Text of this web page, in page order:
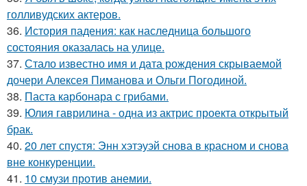
голливудских актеров.
36. История падения: как наследница большого
состояния оказалась на улице.
37. Стало известно имя и дата рождения скрываемой
дочери Алексея Пиманова и Ольги Погодиной.
38. Паста карбонара с грибами.
39. Юлия гаврилина - одна из актрис проекта открытый
брак.
40. 20 лет спустя: Энн хэтэуэй снова в красном и снова
вне конкуренции.
41. 10 смузи против анемии.